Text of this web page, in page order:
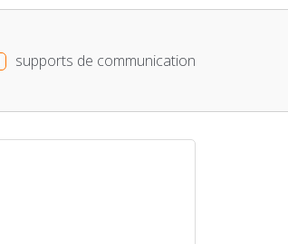
supports de communication